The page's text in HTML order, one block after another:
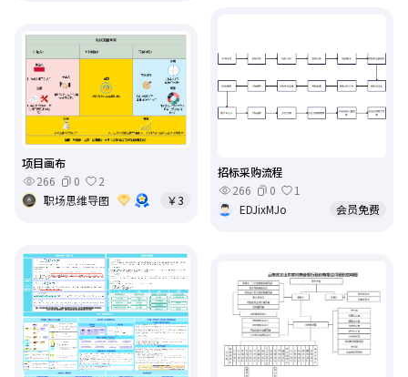
招标采购流程
266
0
1
EDJixMJo
会员免费
项目画布
266
0
2
职场思维导图
￥3